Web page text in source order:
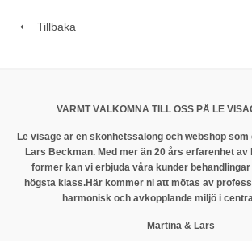
Tillbaka
VARMT VÄLKOMNA TILL OSS PÅ LE
Le visage är en skönhetssalong och webshop
Lars Beckman. Med mer än 20 års erfarenhet av
former kan vi erbjuda våra kunder
högsta klass.Här kommer ni att mötas av
harmonisk och avkopplande miljö i
Martina & Lars